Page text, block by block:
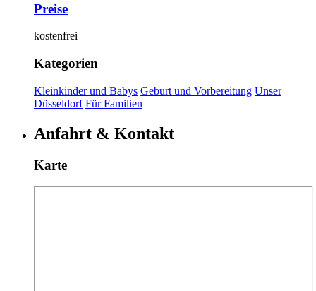
Preise
kostenfrei
Kategorien
Kleinkinder und Babys Geburt und Vorbereitung Unser
Düsseldorf Für Familien
Anfahrt & Kontakt
Karte